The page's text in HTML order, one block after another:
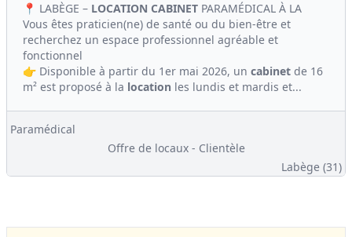
📍 LABÈGE – LOCATION CABINET PARAMÉDICAL À LA
Vous êtes praticien(ne) de santé ou du bien-être et
recherchez un espace professionnel agréable et
fonctionnel
👉 Disponible à partir du 1er mai 2026, un cabinet de 16
m² est proposé à la location les lundis et mardis et...
Paramédical
Offre de locaux - Clientèle
Labège (31)